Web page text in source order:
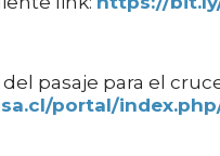
pasaje para el
portal/